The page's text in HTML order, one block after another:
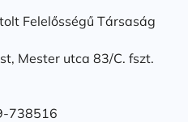
Felelősségű Társaság
Mester utca 83/C. fszt.
738516